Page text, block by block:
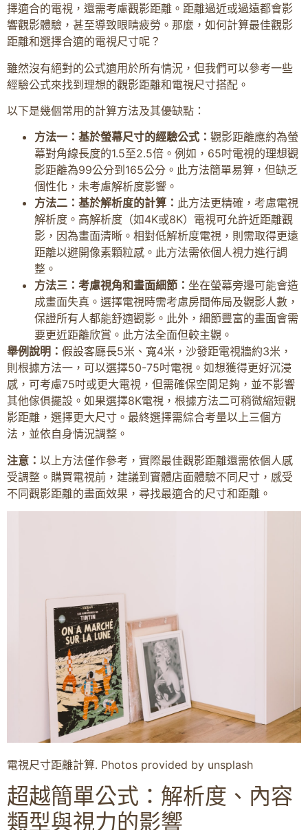
擇適合的電視，還需考慮觀影距離。距離過近或過遠都會影
響觀影體驗，甚至導致眼睛疲勞。那麼，如何計算最佳觀影
距離和選擇合適的電視尺寸呢？
雖然沒有絕對的公式適用於所有情況，但我們可以參考一些
經驗公式來找到理想的觀影距離和電視尺寸搭配。
以下是幾個常用的計算方法及其優缺點：
方法一：基於螢幕尺寸的經驗公式： 觀影距離應約為螢
幕對角線長度的1.5至2.5倍。例如，65吋電視的理想觀
影距離為99公分到165公分。此方法簡單易算，但缺乏
個性化，未考慮解析度影響。
方法二：基於解析度的計算： 此方法更精確，考慮電視
解析度。高解析度（如4K或8K）電視可允許近距離觀
影，因為畫面清晰。相對低解析度電視，則需取得更遠
距離以避開像素顆粒感。此方法需依個人視力進行調
整。
方法三：考慮視角和畫面細節： 坐在螢幕旁邊可能會造
成畫面失真。選擇電視時需考慮房間佈局及觀影人數，
保證所有人都能舒適觀影。此外，細節豐富的畫面會需
要更近距離欣賞。此方法全面但較主觀。
舉例說明： 假設客廳長5米、寬4米，沙發距電視牆約3米，
則根據方法一，可以選擇50-75吋電視。如想獲得更好沉浸
感，可考慮75吋或更大電視，但需確保空間足夠，並不影響
其他傢俱擺設。如果選擇8K電視，根據方法二可稍微縮短觀
影距離，選擇更大尺寸。最終選擇需綜合考量以上三個方
法，並依自身情況調整。
注意： 以上方法僅作參考，實際最佳觀影距離還需依個人感
受調整。購買電視前，建議到實體店面體驗不同尺寸，感受
不同觀影距離的畫面效果，尋找最適合的尺寸和距離。
電視尺寸距離計算. Photos provided by unsplash
超越簡單公式：解析度、內容
類型與視力的影響